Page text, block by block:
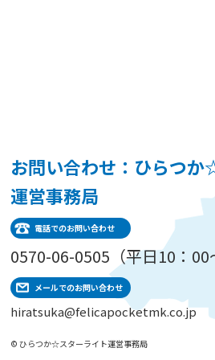
お問い合わせ：ひらつ
運営事務局
電話でのお問い合わせ
0570-06-0505（平日10：00
メールでのお問い合わせ
hiratsuka@felicapocketmk.co.jp
© ひらつか☆スターライト運営事務局